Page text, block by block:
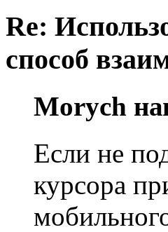
Re:
способ
Morych
Если не
курсора